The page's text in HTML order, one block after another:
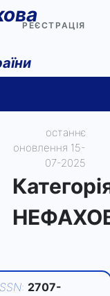
РЕЄСТРАЦІЯ
останнє
оновлення 15-
07-2025
: 2707-